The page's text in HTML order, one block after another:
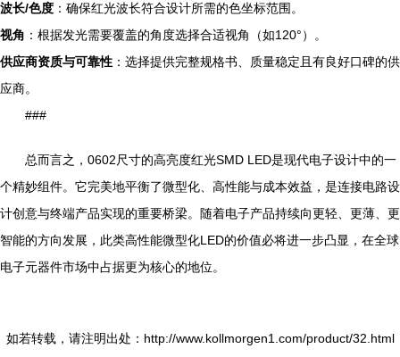
波长/色度 ：确保红光波长符合设计所需的色坐标范围。
视角 ：根据发光需要覆盖的角度选择合适视角（如120°）。
供应商资质与可靠性 ：选择提供完整规格书、质量稳定且有良好口碑的供
应商。
###
总而言之，0602尺寸的高亮度红光SMD LED是现代电子设计中的一
个精妙组件。它完美地平衡了微型化、高性能与成本效益，是连接电路设
计创意与终端产品实现的重要桥梁。随着电子产品持续向更轻、更薄、更
智能的方向发展，此类高性能微型化LED的价值必将进一步凸显，在全球
电子元器件市场中占据更为核心的地位。
如若转载，请注明出处：http://www.kollmorgen1.com/product/32.html